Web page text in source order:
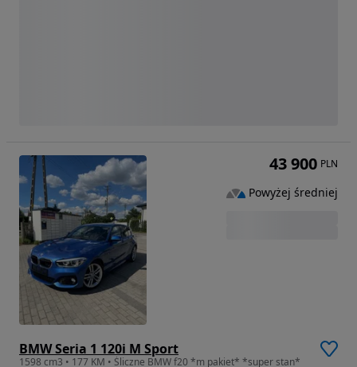
BMW Seria 1 120i M Sport
1598 cm3 • 177 KM • Śliczne BMW f20 *m pakiet* *super stan*
43 900 PLN
Powyżej średniej